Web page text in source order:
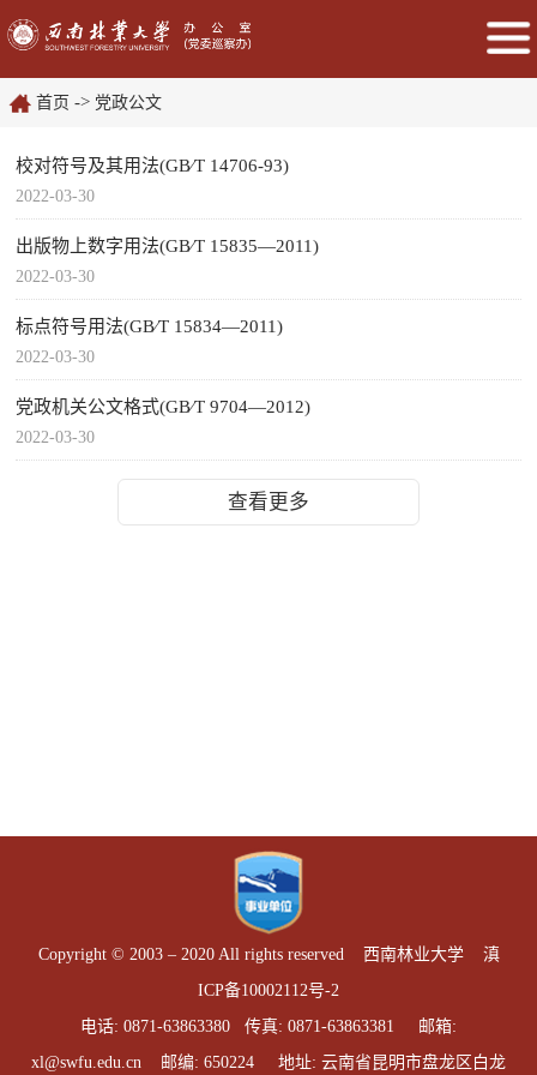
首页 -> 党政公文
校对符号及其用法(GB∕T 14706-93)
2022-03-30
出版物上数字用法(GB∕T 15835—2011)
2022-03-30
标点符号用法(GB∕T 15834—2011)
2022-03-30
党政机关公文格式(GB∕T 9704—2012)
2022-03-30
查看更多
Copyright © 2003 – 2020 All rights reserved 西南林业大学 滇
ICP备10002112号-2
电话: 0871-63863380 传真: 0871-63863381 邮箱:
xl@swfu.edu.cn 邮编: 650224 地址: 云南省昆明市盘龙区白龙